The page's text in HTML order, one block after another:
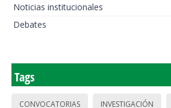
Noticias institucionales
Debates
Tags
CONVOCATORIAS INVESTIGACIÓN